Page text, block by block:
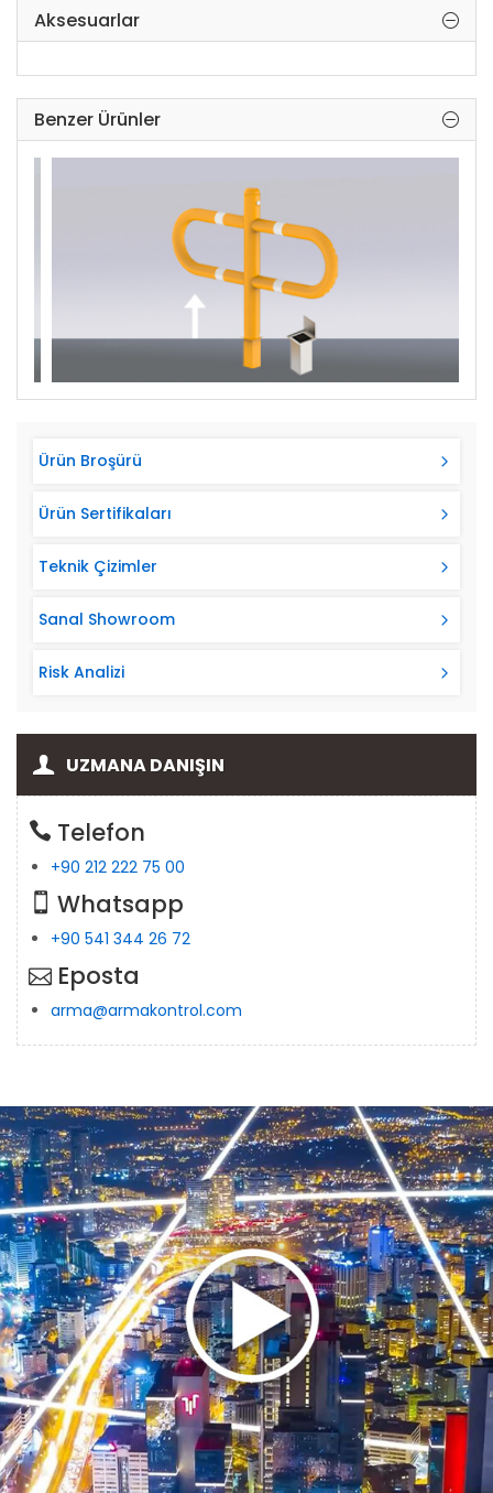
Garanti Yılı: 2 yıl
Aksesuarlar
Benzer Ürünler
Ürün Broşürü
Ürün Sertifikaları
Teknik Çizimler
Sanal Showroom
Risk Analizi
UZMANA DANIŞIN
Telefon
+90 212 222 75 00
Whatsapp
+90 541 344 26 72
Eposta
arma@armakontrol.com